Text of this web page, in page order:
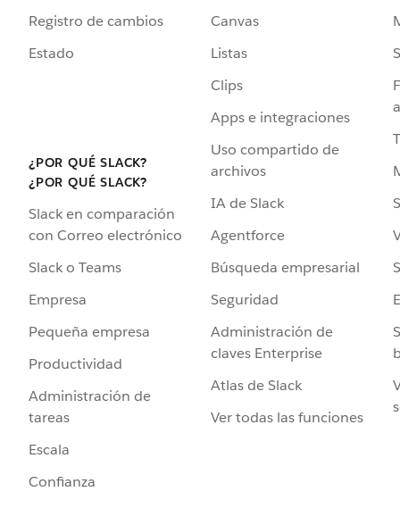
Registro de cambios
Estado
¿POR QUÉ SLACK?
¿POR QUÉ SLACK?
Slack en comparación
con Correo electrónico
Slack o Teams
Empresa
Pequeña empresa
Productividad
Administración de
tareas
Escala
Confianza
Canvas
Listas
Clips
Apps e integraciones
Uso compartido de
archivos
IA de Slack
Agentforce
Búsqueda empresarial
Seguridad
Administración de
claves Enterprise
Atlas de Slack
Ver todas las funciones